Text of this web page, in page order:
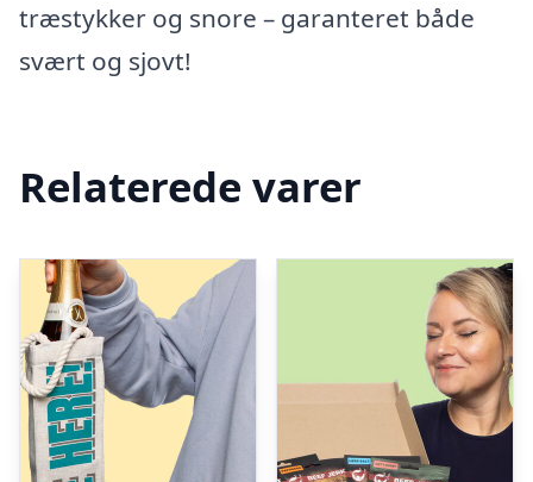
træstykker og snore – garanteret både
svært og sjovt!
Relaterede varer